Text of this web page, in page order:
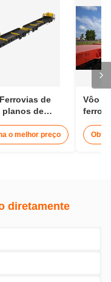
de
planos de
de 1435 mm
de vagões
o melhor preço
Vôo
de
diretamente